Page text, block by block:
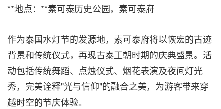
**地点：**素可泰历史公园，素可泰府
作为泰国水灯节的发源地，素可泰府将以恢宏的古迹
背景和传统仪式，再现古泰王朝时期的庆典盛景。活
动包括传统舞蹈、点烛仪式、烟花表演及夜间灯光
秀，完美诠释"光与信仰"的融合之美，为游客带来穿
越时空的节庆体验。